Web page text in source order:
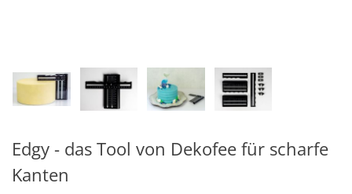
Edgy - das Tool von Dekofee für scharfe
Kanten